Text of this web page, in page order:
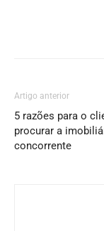
Artigo anterior
5 razões para o
procurar a
concorrente